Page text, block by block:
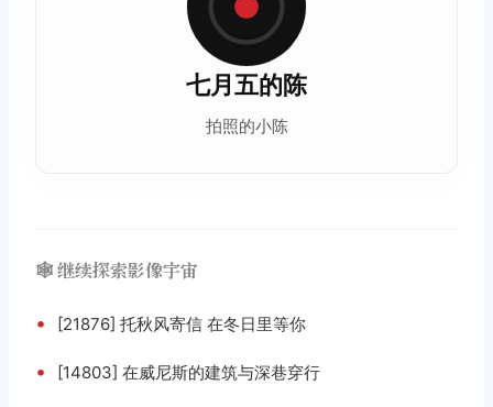
七月五的陈
拍照的小陈
🕸️ 继续探索影像宇宙
• [21876] 托秋风寄信 在冬日里等你
• [14803] 在威尼斯的建筑与深巷穿行